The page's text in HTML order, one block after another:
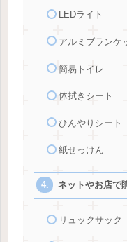
LEDライト
アルミブランケ
簡易トイレ
体拭きシート
ひんやりシート
紙せっけん
ネットやお店で
リュックサック